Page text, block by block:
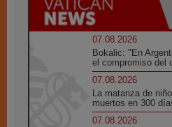
07.08.2026
Bokalic: "En
el compromiso del
07.08.2026
La matanza de
muertos en 300
07.08.2026